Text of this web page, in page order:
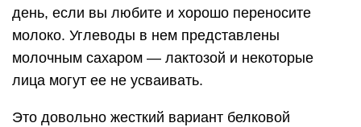
день, если вы любите и хорошо переносите
молоко. Углеводы в нем представлены
молочным сахаром — лактозой и некоторые
лица могут ее не усваивать.
Это довольно жесткий вариант белковой